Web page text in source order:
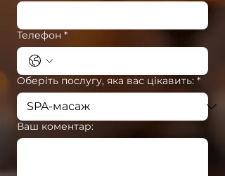
Телефон *
Оберіть послугу, яка вас цікавить: *
Ваш коментар: